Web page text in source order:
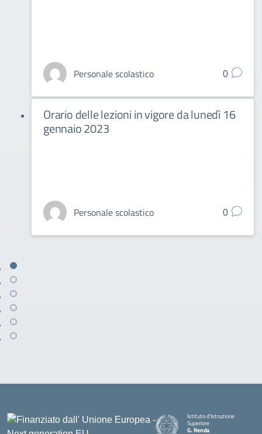
Personale scolastico 0
Orario delle lezioni in vigore da lunedì 16
gennaio 2023
Personale scolastico 0
Istituto d'Istruzione
Superiore
G. Renda